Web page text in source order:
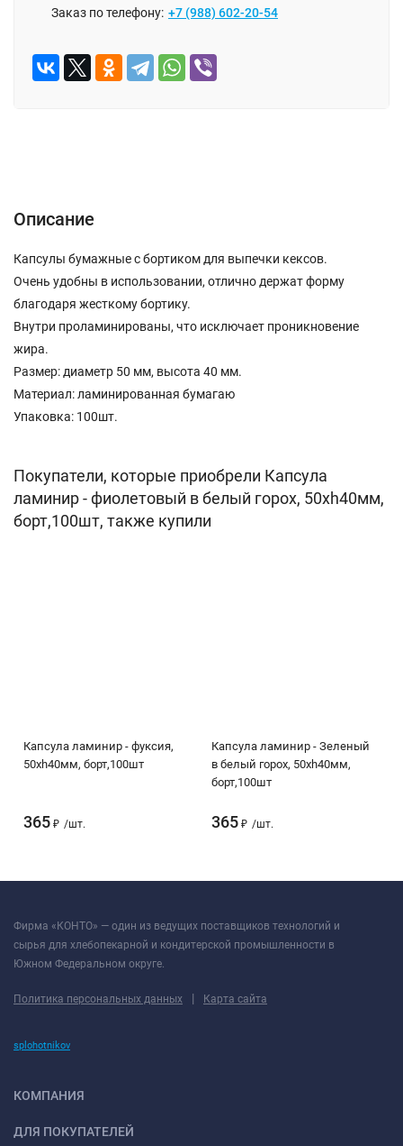
Заказ по телефону: +7 (988) 602-20-54
Описание
Капсулы бумажные с бортиком для выпечки кексов.
Очень удобны в использовании, отлично держат форму
благодаря жесткому бортику.
Внутри проламинированы, что исключает проникновение
жира.
Размер: диаметр 50 мм, высота 40 мм.
Материал: ламинированная бумагаю
Упаковка: 100шт.
Покупатели, которые приобрели Капсула
ламинир - фиолетовый в белый горох, 50хh40мм,
борт,100шт, также купили
Капсула ламинир - фуксия,
50хh40мм, борт,100шт
365 ₽ /шт.
Капсула ламинир - Зеленый
в белый горох, 50хh40мм,
борт,100шт
365 ₽ /шт.
Фирма «КОНТО» — один из ведущих поставщиков технологий и
сырья для хлебопекарной и кондитерской промышленности в
Южном Федеральном округе.
Политика персональных данных | Карта сайта
splohotnikov
КОМПАНИЯ
ДЛЯ ПОКУПАТЕЛЕЙ